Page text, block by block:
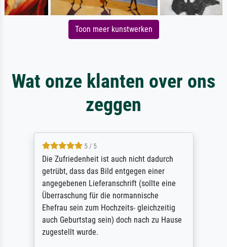
Toon meer kunstwerken
Wat onze klanten over ons
zeggen
5 / 5
Die Zufriedenheit ist auch nicht dadurch
getrübt, dass das Bild entgegen einer
angegebenen Lieferanschrift (sollte eine
Überraschung für die normannische
Ehefrau sein zum Hochzeits- gleichzeitig
auch Geburtstag sein) doch nach zu Hause
zugestellt wurde.